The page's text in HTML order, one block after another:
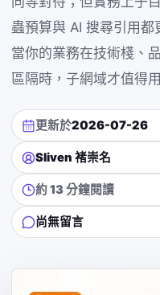
蟲預算與 AI 搜尋引用
當你的業務在技術棧、
區隔時，子網域才值得
更新於2026-07-26
Sliven 褚崇名
約 13 分鐘閱讀
尚無留言